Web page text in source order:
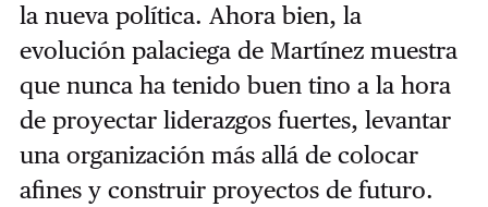
la nueva política. Ahora bien, la
evolución palaciega de Martínez muestra
que nunca ha tenido buen tino a la hora
de proyectar liderazgos fuertes, levantar
una organización más allá de colocar
afines y construir proyectos de futuro.